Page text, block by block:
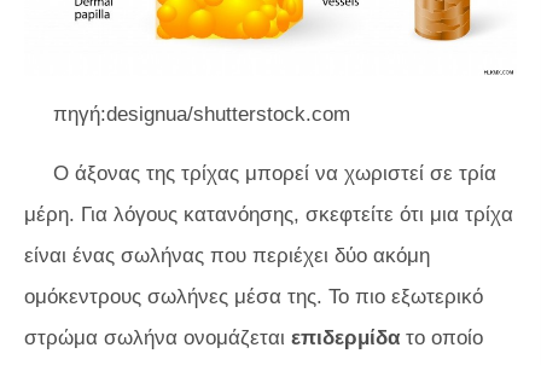
πηγή:designua/shutterstock.com
Ο άξονας της τρίχας μπορεί να χωριστεί σε τρία
μέρη. Για λόγους κατανόησης, σκεφτείτε ότι μια τρίχα
είναι ένας σωλήνας που περιέχει δύο ακόμη
ομόκεντρους σωλήνες μέσα της. Το πιο εξωτερικό
στρώμα σωλήνα ονομάζεται επιδερμίδα το οποίο